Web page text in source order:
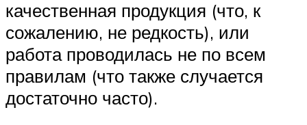
качественная продукция (что, к
сожалению, не редкость), или
работа проводилась не по всем
правилам (что также случается
достаточно часто).